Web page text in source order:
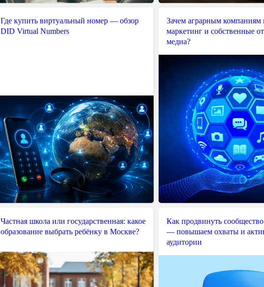
Где купить виртуальный номер — обзор
DID Virtual Numbers
Зачем аграрным компаниям
маркетинг и собственные
медиа?
Частная школа или государственная: какое
образование выбрать ребёнку в Москве?
Как продвинуть
— повышаем охваты и
аудитории